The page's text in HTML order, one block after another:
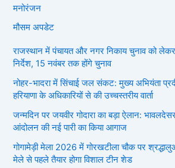
मनोरंजन
मौसम अपडेट
राजस्थान में पंचायत और नगर निकाय चुनाव को
निर्देश, 15 नवंबर तक होंगे चुनाव
नोहर-भादरा में सिंचाई जल संकट: मुख्य अभियंता
हरियाणा के अधिकारियों से की उच्चस्तरीय वार्ता
जन्मदिन पर जयवीर गोदारा का बड़ा ऐलान:
आंदोलन की नई पारी का किया आगाज
गोगामेड़ी मेला 2026 में गोरखटीला चौक पर
मेले से पहले तैयार होगा विशाल टीन शेड